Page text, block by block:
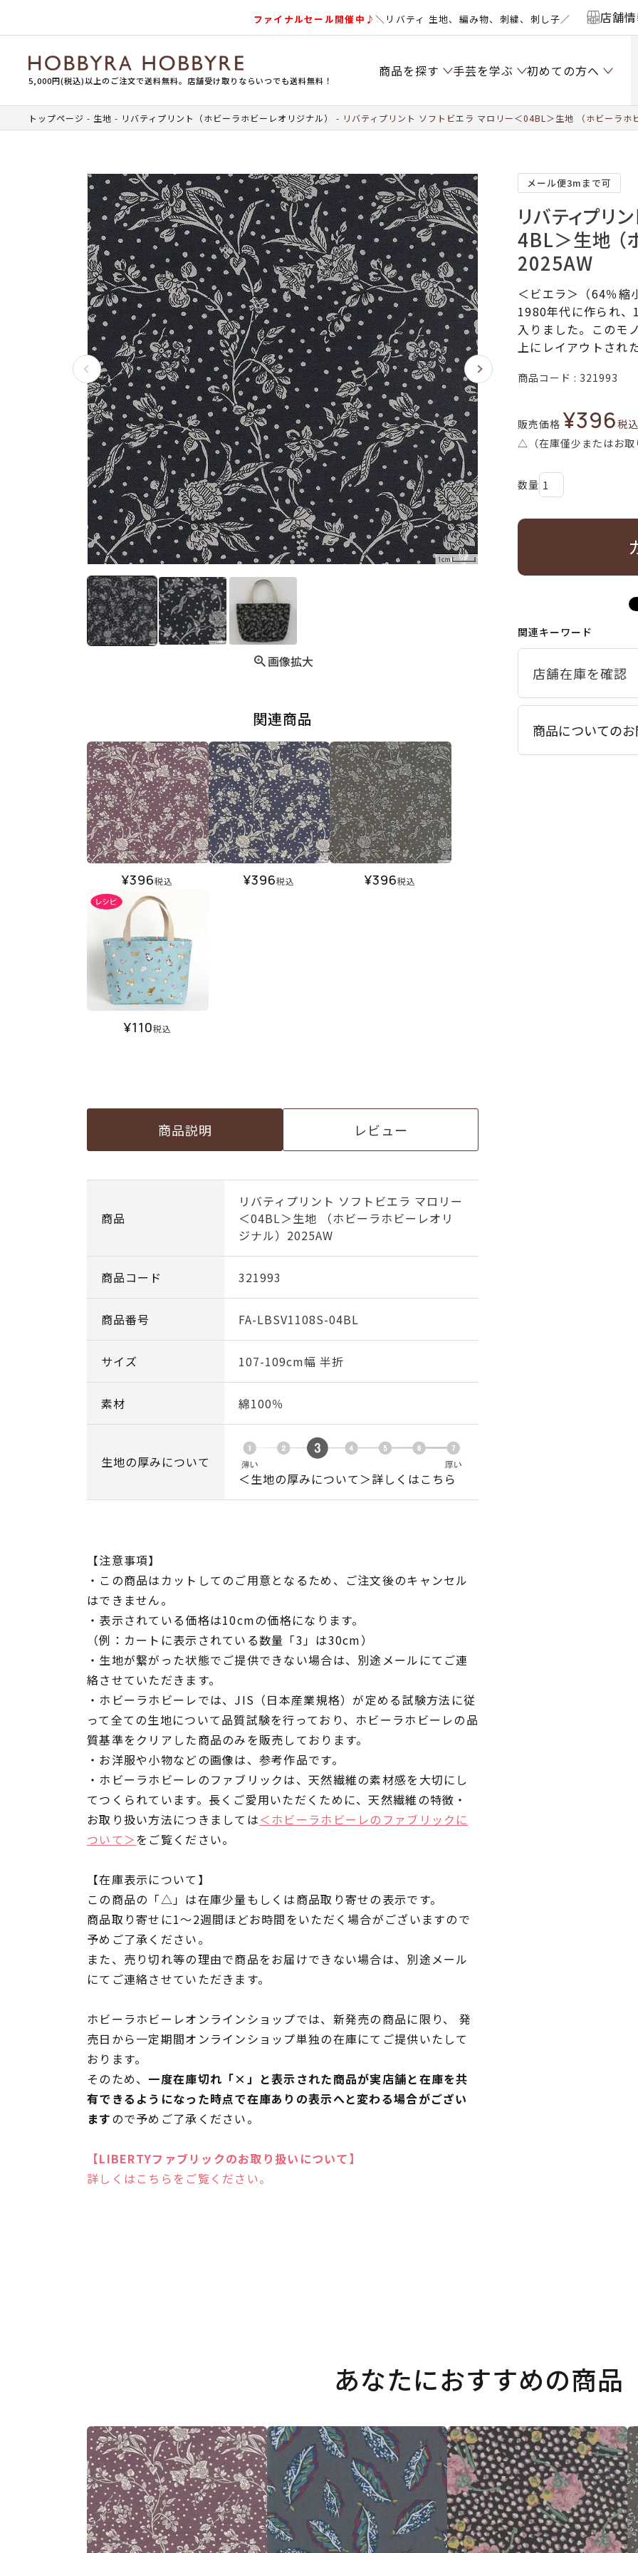
ファイナルセール開催中♪＼リバティ 生地、編み物、刺繍、刺し子／ 店舗
5,000円(税込)以上のご注文で送料無料。店舗受け取りならいつでも送料無料！
商品を探す 手芸を学ぶ 初めての方へ
トップページ 生地 リバティプリント（ホビーラホビーレオリジナル） リバティプリント ソフトビエラ マロリー＜04BL＞生地 （ホビーラホ
画像拡大
関連商品
¥396税込 ¥396税込 ¥396税込
¥110税込
商品説明 レビュー
商品
リバティプリント ソフトビエラ マロリー
＜04BL＞生地 （ホビーラホビーレオリ
ジナル）2025AW
商品コード 321993
商品番号 FA-LBSV1108S-04BL
サイズ 107-109cm幅 半折
素材 綿100％
生地の厚みについて
＜生地の厚みについて＞詳しくはこちら
【注意事項】
・この商品はカットしてのご用意となるため、ご注文後のキャンセル
はできません。
・表示されている価格は10cmの価格になります。
（例：カートに表示されている数量「3」は30cm）
・生地が繋がった状態でご提供できない場合は、別途メールにてご連
絡させていただきます。
・ホビーラホビーレでは、JIS（日本産業規格）が定める試験方法に従
って全ての生地について品質試験を行っており、ホビーラホビーレの品
質基準をクリアした商品のみを販売しております。
・お洋服や小物などの画像は、参考作品です。
・ホビーラホビーレのファブリックは、天然繊維の素材感を大切にし
てつくられています。長くご愛用いただくために、天然繊維の特徴・
お取り扱い方法につきましては＜ホビーラホビーレのファブリックに
ついて＞をご覧ください。
【在庫表示について】
この商品の「△」は在庫少量もしくは商品取り寄せの表示です。
商品取り寄せに1～2週間ほどお時間をいただく場合がございますので
予めご了承ください。
また、売り切れ等の理由で商品をお届けできない場合は、別途メール
にてご連絡させていただきます。
ホビーラホビーレオンラインショップでは、新発売の商品に限り、 発
売日から一定期間オンラインショップ単独の在庫にてご提供いたして
おります。
そのため、 一度在庫切れ「×」と表示された商品が実店舗と在庫を共
有できるようになった時点で在庫ありの表示へと変わる場合がござい
ますので予めご了承ください。
【LIBERTYファブリックのお取り扱いについて】
詳しくはこちらをご覧ください。
メール便3mまで可
リバティプリ
4BL＞生地 （
2025AW
＜ビエラ＞（64％縮
1980年代に作られ、
入りました。このモ
上にレイアウトされ
商品コード 321993
販売価格 ¥396税込
△（在庫僅少またはお取
関連キーワード
商品についての
あなたにおすすめの商品